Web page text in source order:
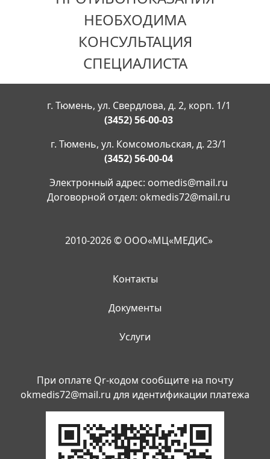
НЕОБХОДИМА
КОНСУЛЬТАЦИЯ
СПЕЦИАЛИСТА
г. Тюмень, ул. Свердлова, д. 2, корп. 1/1
(3452) 56-00-03
г. Тюмень, ул. Комсомольская, д. 23/1
(3452) 56-00-04
Электронный адрес: oomedis@mail.ru
Договорной отдел: okmedis72@mail.ru
2010-2026 © ООО«МЦ«МЕДИС»
Контакты
Документы
Услуги
При оплате Qr-кодом сообщите на почту
okmedis72@mail.ru для идентификации платежа